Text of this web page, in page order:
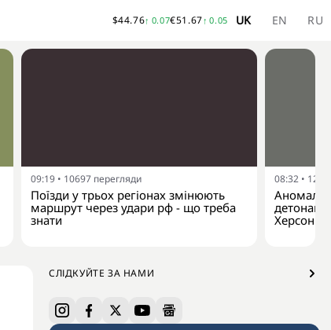
$44.76↑ 0.07€51.67↑ 0.05 UK EN RU
09:19 • 10697 перегляди
Поїзди у трьох регіонах змінюють
маршрут через удари рф - що треба
знати
08:32 •
СЛІДКУЙТЕ ЗА НАМИ